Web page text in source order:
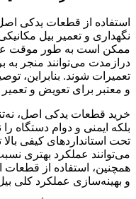
قطعات یدکی اصل و با
تعمیر بیل مکانیکی
طور موقت عملکرد
منجر به بروز
بنابراین، توصیه
تعویض و تعمیر استفاده
یدکی اصل، نه‌تنها به
و دوام دستگاه را نیز
کیفی بالا تولید
بهتری نسبت به
از قطعات اصل
عملکرد کلی بیل کمک کند.